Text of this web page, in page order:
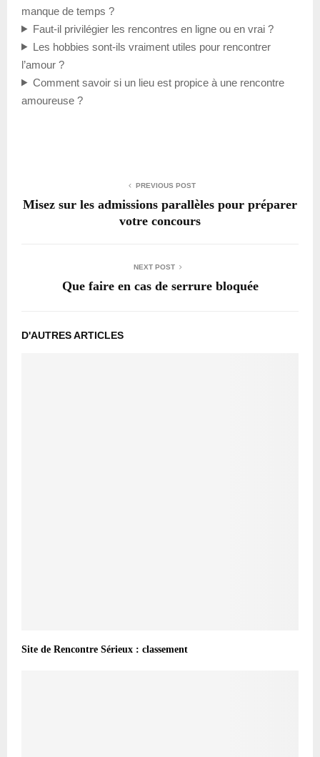
manque de temps ?
Faut-il privilégier les rencontres en ligne ou en vrai ?
Les hobbies sont-ils vraiment utiles pour rencontrer
l’amour ?
Comment savoir si un lieu est propice à une rencontre
amoureuse ?
PREVIOUS POST
Misez sur les admissions parallèles pour préparer
votre concours
NEXT POST
Que faire en cas de serrure bloquée
D'AUTRES ARTICLES
Site de Rencontre Sérieux : classement